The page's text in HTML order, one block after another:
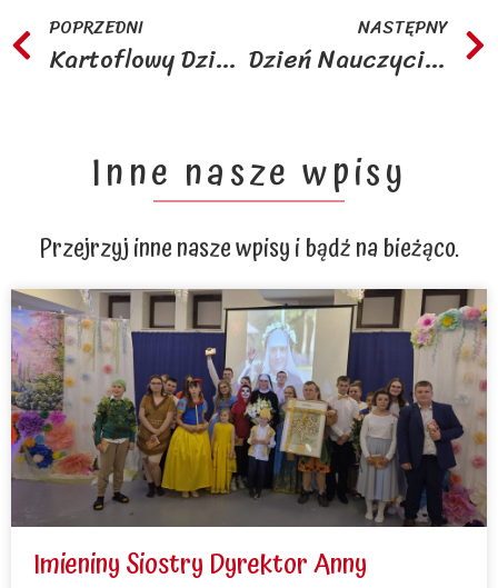
POPRZEDNI
Kartoflowy Dzień Chłopaka
NASTĘPNY
Dzień Nauczyciela
Inne nasze wpisy
Przejrzyj inne nasze wpisy i bądź na bieżąco.
Imieniny Siostry Dyrektor Anny